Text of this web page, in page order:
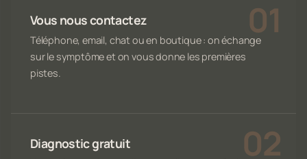
Vous nous contactez
Téléphone, email, chat ou en boutique : on échange
sur le symptôme et on vous donne les premières
pistes.
Diagnostic gratuit